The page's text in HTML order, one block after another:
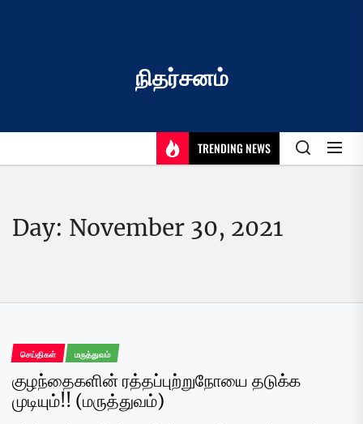
நிதர்சனம்
TRENDING NEWS
Day: November 30, 2021
செய்திகள் மருத்துவம்
குழந்தைகளின் ரத்தப்புற்றுநோயை தடுக்க
முடியும்!! (மருத்துவம்)